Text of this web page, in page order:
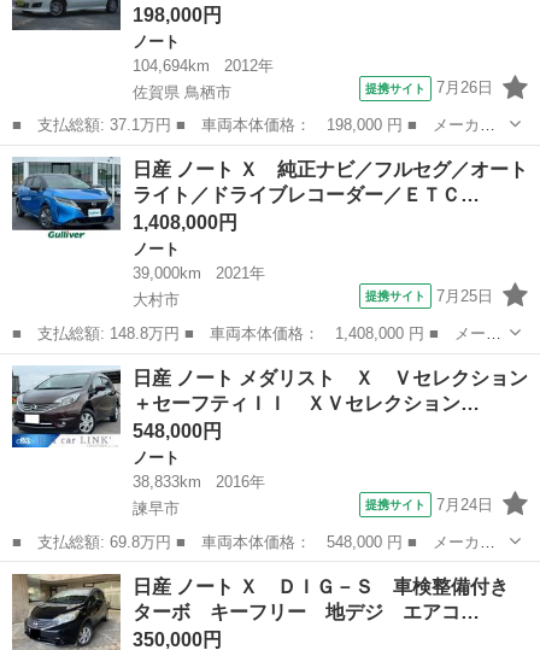
198,000円
ノート
104,694km
2012年
佐賀県 鳥栖市
提携サイト 7月26日
■ 支払総額: 37.1万円 ■ 車両本体価格： 198,000 円 ■ メーカー
名： 日産 ■ 車種名： ノート ■ グレード名： １５Ｘ Ｖセレ
クション エアロスタイル ■ 排気量： 1500cc ■ ドア枚数：
5D...
佐賀 鳥栖市 ノート
日産 ノート Ｘ 純正ナビ／フルセグ／オート
ライト／ドライブレコーダー／ＥＴＣ…
1,408,000円
ノート
39,000km
2021年
大村市
提携サイト 7月25日
■ 支払総額: 148.8万円 ■ 車両本体価格： 1,408,000 円 ■ メーカ
ー名： 日産 ■ 車種名： ノート ■ グレード名： Ｘ 純正ナビ
／フルセグ／オートライト／ドライブレコーダー／ＥＴＣ／Ｂｌｕｅ
ｔｏｏｔ...
長崎 大村市 ノート
日産 ノート メダリスト Ｘ Ｖセレクション
＋セーフティＩＩ ＸＶセレクション…
548,000円
ノート
38,833km
2016年
諫早市
提携サイト 7月24日
■ 支払総額: 69.8万円 ■ 車両本体価格： 548,000 円 ■ メーカー
名： 日産 ■ 車種名： ノート ■ グレード名： メダリスト
Ｘ Ｖセレクション＋セーフティＩＩ ＸＶセレクション＋セーフテ
ィＩＩ メモリ...
長崎 諫早市 ノート
日産 ノート Ｘ ＤＩＧ－Ｓ 車検整備付き
ターボ キーフリー 地デジ エアコ…
350,000円